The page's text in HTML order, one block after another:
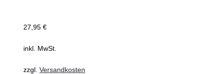
27,95 €
inkl. MwSt.
zzgl. Versandkosten